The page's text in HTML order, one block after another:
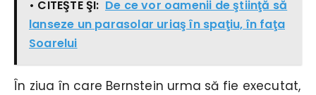
• CITEŞTE ŞI: De ce vor oamenii de ştiinţă să
lanseze un parasolar uriaş în spaţiu, în faţa
Soarelui
În ziua în care Bernstein urma să fie executat,